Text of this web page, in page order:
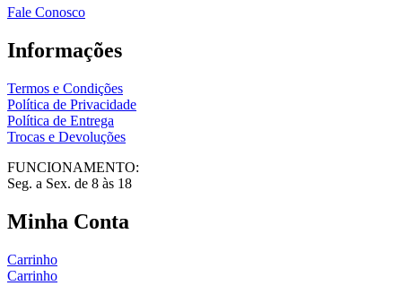
Fale Conosco
Informações
Termos e Condições
Política de Privacidade
Política de Entrega
Trocas e Devoluções
FUNCIONAMENTO:
Seg. a Sex. de 8 às 18
Minha Conta
Carrinho
Carrinho